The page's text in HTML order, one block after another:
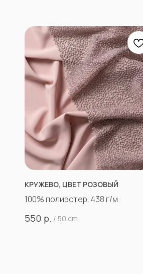
КРУЖЕВО, ЦВЕТ РОЗОВЫЙ
100% полиэстер, 438 г/м
550 р. / 50 cm